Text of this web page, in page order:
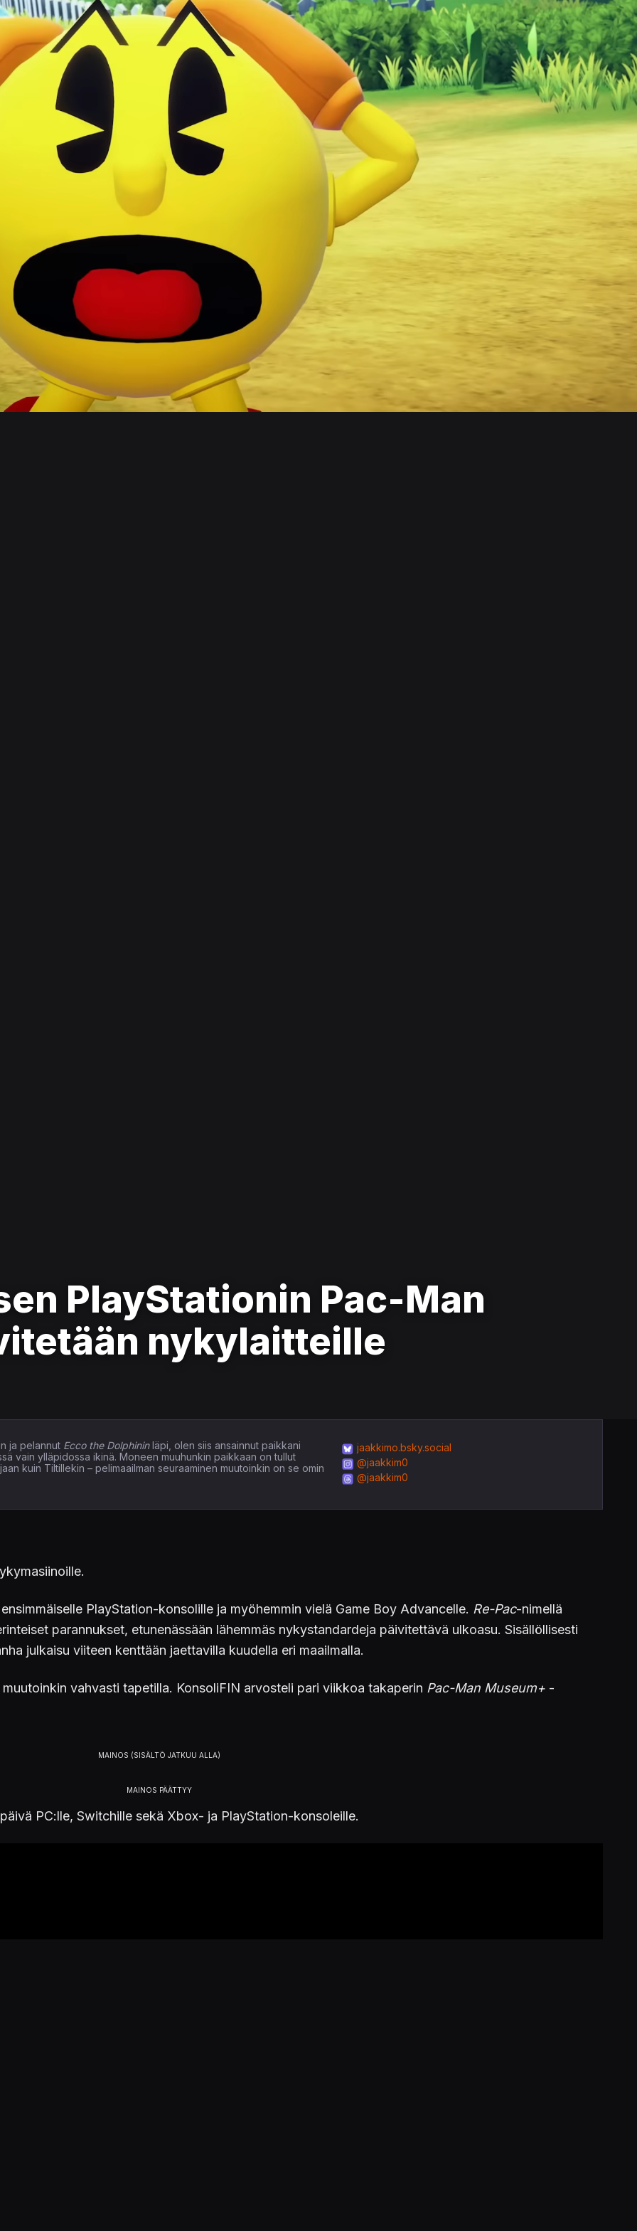
PlayStationin Pac-Man
nykylaitteille
ja pelannut Ecco the Dolphininläpi, olen siis ansainnut paikkani
vain ylläpidossa ikinä. Moneen muuhunkin paikkaan on tullut
kuin Tiltillekin – pelimaailman seuraaminen muutoinkin on se omin
jaakkimo.bsky.social
@jaakkim0
@jaakkim0
PlayStation-konsolille ja myöhemmin vielä Game Boy Advancelle. Re-Pac-nimellä
parannukset, etunenässään lähemmäs nykystandardeja päivitettävä ulkoasu. Sisällöllisesti
julkaisu viiteen kenttään jaettavilla kuudella eri maailmalla.
vahvasti tapetilla. KonsoliFIN arvosteli pari viikkoa takaperin Pac-Man Museum+ -
PC:lle, Switchille sekä Xbox- ja PlayStation-konsoleille.